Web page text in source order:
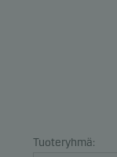
Tuoteryhmä: